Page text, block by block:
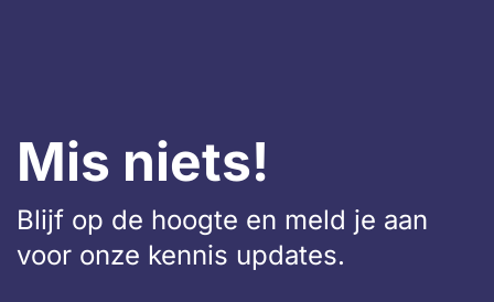
Mis niets!
Blijf op de hoogte en meld je aan
voor onze kennis updates.